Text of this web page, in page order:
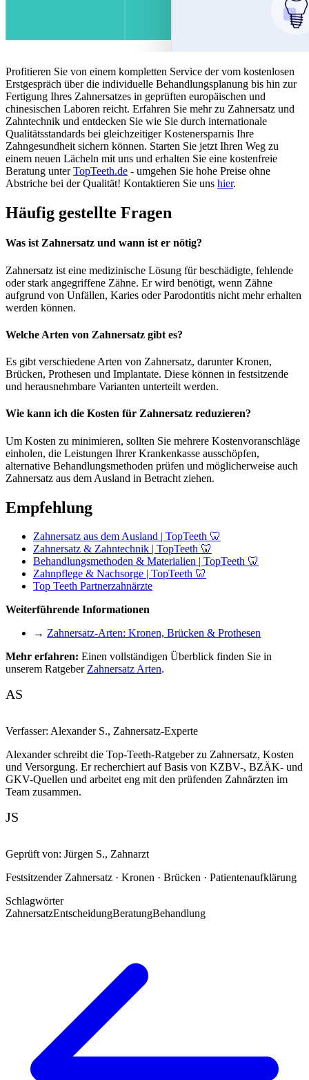
Profitieren Sie von einem kompletten Service der vom kostenlosen
Erstgespräch über die individuelle Behandlungsplanung bis hin zur
Fertigung Ihres Zahnersatzes in geprüften europäischen und
chinesischen Laboren reicht. Erfahren Sie mehr zu Zahnersatz und
Zahntechnik und entdecken Sie wie Sie durch internationale
Qualitätsstandards bei gleichzeitiger Kostenersparnis Ihre
Zahngesundheit sichern können. Starten Sie jetzt Ihren Weg zu
einem neuen Lächeln mit uns und erhalten Sie eine kostenfreie
Beratung unterTopTeeth.de - umgehen Sie hohe Preise ohne
Abstriche bei der Qualität! Kontaktieren Sie uns hier.
Häufig gestellte Fragen
Was ist Zahnersatz und wann ist er nötig?
Zahnersatz ist eine medizinische Lösung für beschädigte, fehlende
oder stark angegriffene Zähne. Er wird benötigt, wenn Zähne
aufgrund von Unfällen, Karies oder Parodontitis nicht mehr erhalten
werden können.
Welche Arten von Zahnersatz gibt es?
Es gibt verschiedene Arten von Zahnersatz, darunter Kronen,
Brücken, Prothesen und Implantate. Diese können in festsitzende
und herausnehmbare Varianten unterteilt werden.
Wie kann ich die Kosten für Zahnersatz reduzieren?
Um Kosten zu minimieren, sollten Sie mehrere Kostenvoranschläge
einholen, die Leistungen Ihrer Krankenkasse ausschöpfen,
alternative Behandlungsmethoden prüfen und möglicherweise auch
Zahnersatz aus dem Ausland in Betracht ziehen.
Empfehlung
Zahnersatz aus dem Ausland | TopTeeth 🦷
Zahnersatz & Zahntechnik | TopTeeth 🦷
Behandlungsmethoden & Materialien | TopTeeth 🦷
Zahnpflege & Nachsorge | TopTeeth 🦷
Top Teeth Partnerzahnärzte
Weiterführende Informationen
→ Zahnersatz-Arten: Kronen, Brücken & Prothesen
Mehr erfahren: Einen vollständigen Überblick finden Sie in
unserem RatgeberZahnersatz Arten.
AS
Verfasser: Alexander S., Zahnersatz-Experte
Alexander schreibt die Top-Teeth-Ratgeber zu Zahnersatz, Kosten
und Versorgung. Er recherchiert auf Basis von KZBV-, BZÄK- und
GKV-Quellen und arbeitet eng mit den prüfenden Zahnärzten im
Team zusammen.
JS
Geprüft von: Jürgen S., Zahnarzt
Festsitzender Zahnersatz · Kronen · Brücken · Patientenaufklärung
Schlagwörter
ZahnersatzEntscheidungBeratungBehandlung